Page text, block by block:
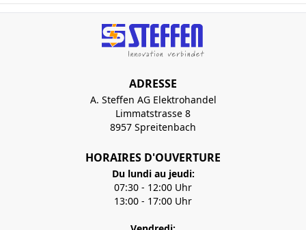
ADRESSE
A. Steffen AG Elektrohandel
Limmatstrasse 8
8957 Spreitenbach
HORAIRES D'OUVERTURE
Du lundi au jeudi:
07:30 - 12:00 Uhr
13:00 - 17:00 Uhr